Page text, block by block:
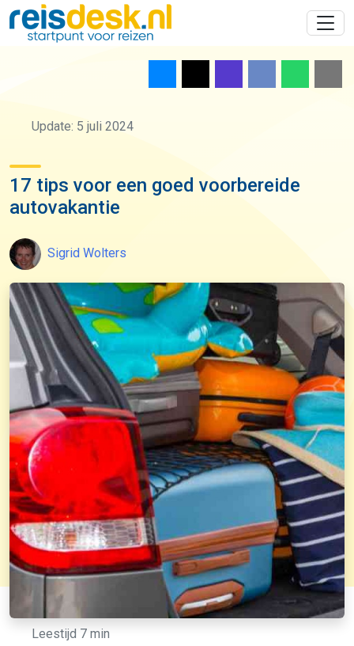
Update: 5 juli 2024
17 tips voor een goed voorbereide
autovakantie
Sigrid Wolters
Leestijd 7 min